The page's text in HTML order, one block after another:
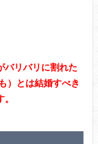
バリバリに割れた
）とは結婚すべき